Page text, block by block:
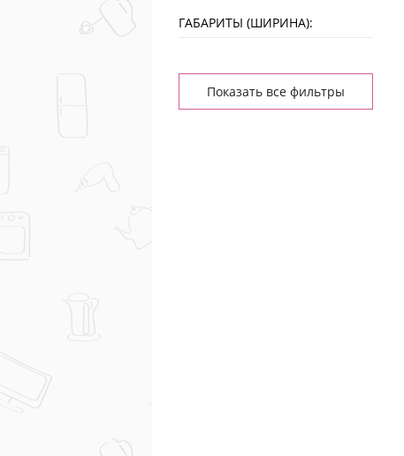
8.5
ГАБАРИТЫ (ШИРИНА):
Показать все фильтры